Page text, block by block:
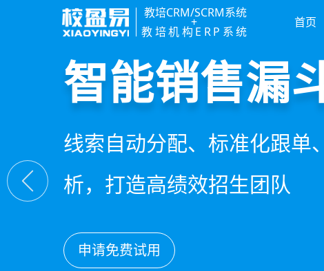
教培CRM/SCRM系统
+
教培机构ERP系统
首页
精细化客户运
360°学员画像、自动化服务
费预警，深度挖掘学员长期
申请免费试用
私域招生与裂
集成企微SCRM、小程序商
具，实现低成本口碑增长
申请免费试用
教培行业
以学员为中心，打通从引流
复购转介绍的全生命周期增
申请免费试用
智能销售漏
线索自动分配、标准化跟单
析，打造高绩效招生团队
申请免费试用